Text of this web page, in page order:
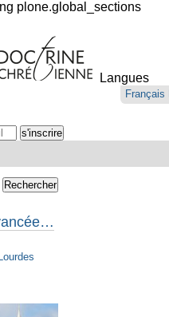
plone.global_sections
Langues
Français
Lourdes